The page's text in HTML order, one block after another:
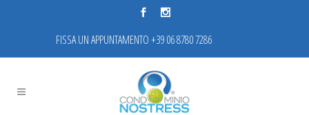
FISSA UN APPUNTAMENTO +39 06 8780 7286